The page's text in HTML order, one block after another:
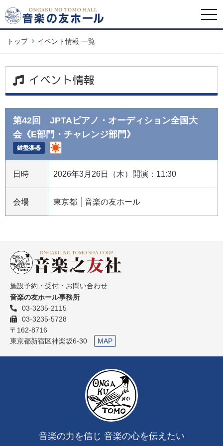
トップ イベント情報 一覧
イベント情報
第42回 JPTAピアノ・オーディション全国大
会《E部門・チャレンジ部門》
鍵盤楽器
日時 2026年3月26日（木）開演：11:30
会場 東京都 音楽の友ホール
施設予約・受付・お問い合わせ
音楽の友ホール事務所
03-3235-2115
03-3235-5728
〒162-8716
東京都新宿区神楽坂6-30
MAP
音楽の力を信じ 音楽の心を伝えたい